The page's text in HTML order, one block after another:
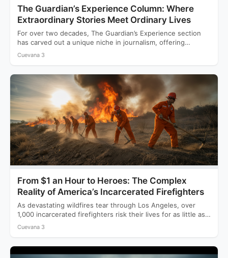
The Guardian’s Experience Column: Where
Extraordinary Stories Meet Ordinary Lives
For over two decades, The Guardian’s Experience section
has carved out a unique niche in journalism, offering
readers…
Cuevana 3
From $1 an Hour to Heroes: The Complex
Reality of America’s Incarcerated Firefighters
As devastating wildfires tear through Los Angeles, over
1,000 incarcerated firefighters risk their lives for as little as…
Cuevana 3